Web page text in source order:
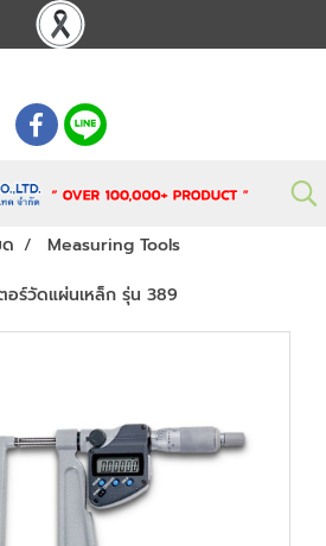
Measuring Tools
อร์วัดแผ่นเหล็ก รุ่น 389